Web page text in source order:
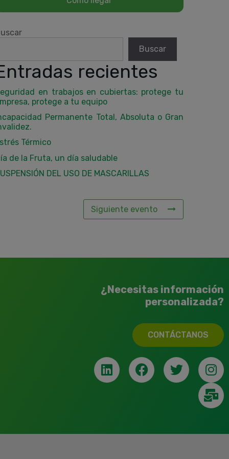
Buscar
recientes
en trabajos en cubiertas: protege tu
protege a tu equipo
Permanente Total, Absoluta o Gran
Térmico
de la Fruta, un día saludable
DEL USO DE MASCARILLAS
Siguiente evento
¿Necesitas información
personalizada?
CONTÁCTANOS